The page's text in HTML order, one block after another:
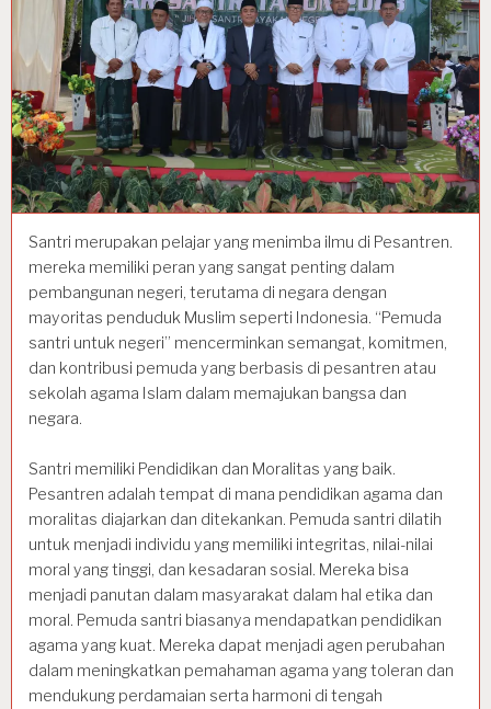
Santri merupakan pelajar yang menimba ilmu di Pesantren.
mereka memiliki peran yang sangat penting dalam
pembangunan negeri, terutama di negara dengan
mayoritas penduduk Muslim seperti Indonesia. “Pemuda
santri untuk negeri” mencerminkan semangat, komitmen,
dan kontribusi pemuda yang berbasis di pesantren atau
sekolah agama Islam dalam memajukan bangsa dan
negara.
Santri memiliki Pendidikan dan Moralitas yang baik.
Pesantren adalah tempat di mana pendidikan agama dan
moralitas diajarkan dan ditekankan. Pemuda santri dilatih
untuk menjadi individu yang memiliki integritas, nilai-nilai
moral yang tinggi, dan kesadaran sosial. Mereka bisa
menjadi panutan dalam masyarakat dalam hal etika dan
moral. Pemuda santri biasanya mendapatkan pendidikan
agama yang kuat. Mereka dapat menjadi agen perubahan
dalam meningkatkan pemahaman agama yang toleran dan
mendukung perdamaian serta harmoni di tengah